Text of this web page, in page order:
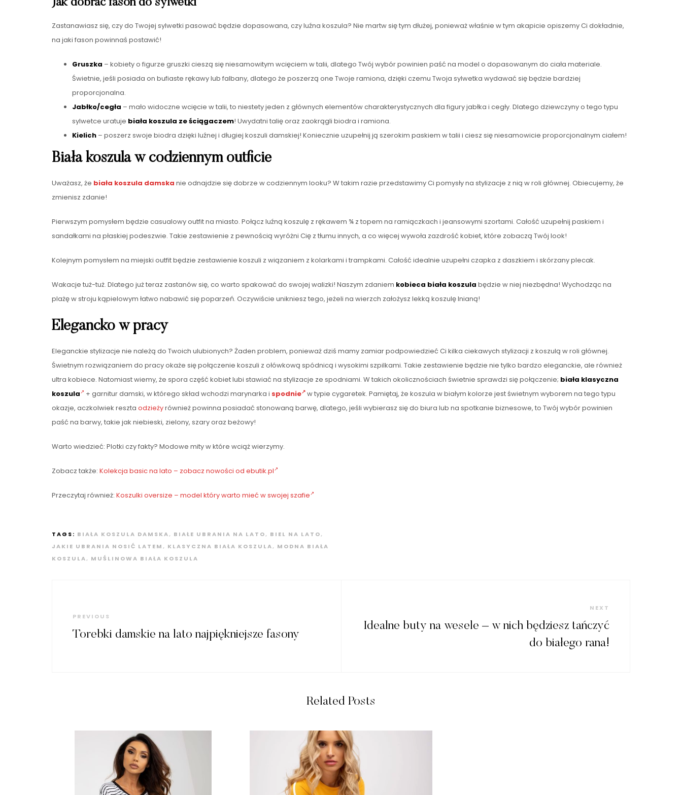
Jak dobrać fason do sylwetki
Zastanawiasz się, czy do Twojej sylwetki pasować będzie dopasowana, czy luźna koszula? Nie martw się tym dłużej, ponieważ właśnie w tym akapicie opiszemy Ci dokładnie,
na jaki fason powinnaś postawić!
Gruszka – kobiety o figurze gruszki cieszą się niesamowitym wcięciem w talii, dlatego Twój wybór powinien paść na model o dopasowanym do ciała materiale.
Świetnie, jeśli posiada on bufiaste rękawy lub falbany, dlatego że poszerzą one Twoje ramiona, dzięki czemu Twoja sylwetka wydawać się będzie bardziej
proporcjonalna.
Jabłko/cegła – mało widoczne wcięcie w talii, to niestety jeden z głównych elementów charakterystycznych dla figury jabłka i cegły. Dlatego dziewczyny o tego typu
sylwetce uratuje biała koszula ze ściągaczem! Uwydatni talię oraz zaokrągli biodra i ramiona.
Kielich – poszerz swoje biodra dzięki luźnej i długiej koszuli damskiej! Koniecznie uzupełnij ją szerokim paskiem w talii i ciesz się niesamowicie proporcjonalnym ciałem!
Biała koszula w codziennym outficie
Uważasz, że biała koszula damska nie odnajdzie się dobrze w codziennym looku? W takim razie przedstawimy Ci pomysły na stylizacje z nią w roli głównej. Obiecujemy, że
zmienisz zdanie!
Pierwszym pomysłem będzie casualowy outfit na miasto. Połącz luźną koszulę z rękawem ¾ z topem na ramiączkach i jeansowymi szortami. Całość uzupełnij paskiem i
sandałkami na płaskiej podeszwie. Takie zestawienie z pewnością wyróżni Cię z tłumu innych, a co więcej wywoła zazdrość kobiet, które zobaczą Twój look!
Kolejnym pomysłem na miejski outfit będzie zestawienie koszuli z wiązaniem z kolarkami i trampkami. Całość idealnie uzupełni czapka z daszkiem i skórzany plecak.
Wakacje tuż-tuż. Dlatego już teraz zastanów się, co warto spakować do swojej walizki! Naszym zdaniem kobieca biała koszula będzie w niej niezbędna! Wychodząc na
plażę w stroju kąpielowym łatwo nabawić się poparzeń. Oczywiście unikniesz tego, jeżeli na wierzch założysz lekką koszulę lnianą!
Elegancko w pracy
Eleganckie stylizacje nie należą do Twoich ulubionych? Żaden problem, ponieważ dziś mamy zamiar podpowiedzieć Ci kilka ciekawych stylizacji z koszulą w roli głównej.
Świetnym rozwiązaniem do pracy okaże się połączenie koszuli z ołówkową spódnicą i wysokimi szpilkami. Takie zestawienie będzie nie tylko bardzo eleganckie, ale również
ultra kobiece. Natomiast wiemy, że spora część kobiet lubi stawiać na stylizacje ze spodniami. W takich okolicznościach świetnie sprawdzi się połączenie; biała klasyczna
koszula
+ garnitur damski, w którego skład wchodzi marynarka i spodnie w typie cygaretek. Pamiętaj, że koszula w białym kolorze jest świetnym wyborem na tego typu
okazje, aczkolwiek reszta odzieżyrównież powinna posiadać stonowaną barwę, dlatego, jeśli wybierasz się do biura lub na spotkanie biznesowe, to Twój wybór powinien
paść na barwy, takie jak niebieski, zielony, szary oraz beżowy!
Warto wiedzieć: Plotki czy fakty? Modowe mity w które wciąż wierzymy.
Zobacz także: Kolekcja basic na lato – zobacz nowości od ebutik.pl
Przeczytaj również: Koszulki oversize – model który warto mieć w swojej szafie
TAGS: BIAŁA KOSZULA DAMSKA, BIAŁE UBRANIA NA LATO, BIEL NA LATO,
JAKIE UBRANIA NOSIĆ LATEM , KLASYCZNA BIAŁA KOSZULA, MODNA BIAŁA
KOSZULA, MUŚLINOWA BIAŁA KOSZULA
Previous
Post
PREVIOUS
Torebki damskie na lato najpiękniejsze fasony
NEXT
Idealne buty na wesele – w nich będziesz tańczyć
do białego rana!
Related Posts